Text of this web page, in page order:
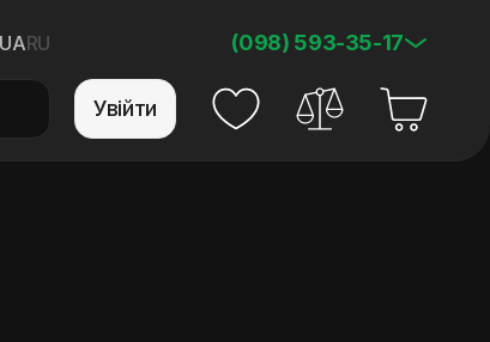
UARU (098) 593-35-17
Увійти